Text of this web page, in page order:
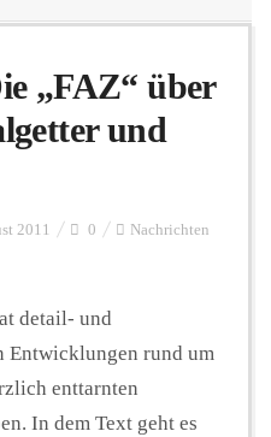
Beiträge
„FAZ“ über
und
2011 0 Nachrichten
detail- und
Entwicklungen rund um
enttarnten
In dem Text geht es